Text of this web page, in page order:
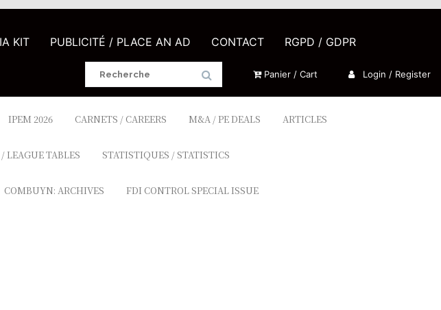
KIT PUBLICITÉ / PLACE AN AD CONTACT RGPD / GDPR
Search
Panier / Cart Login / Register
IPEM 2026 CARNETS / CAREERS M&A / PE DEALS ARTICLES
LEAGUE TABLES STATISTIQUES / STATISTICS
COMBUYN: ARCHIVES FDI CONTROL SPECIAL ISSUE